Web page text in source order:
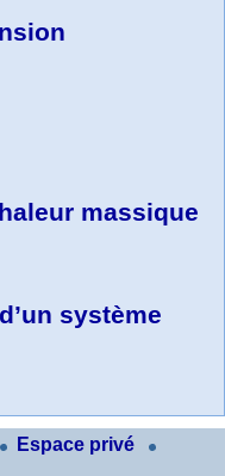
massique
système
Espace privé